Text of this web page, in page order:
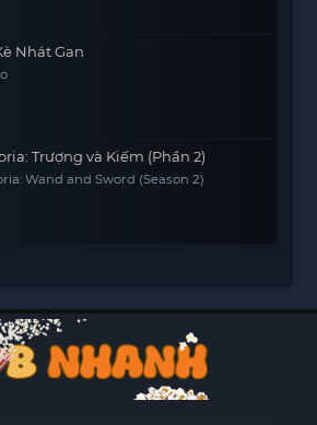
Nhát Gan
Trượng và Kiếm (Phần 2)
Wand and Sword (Season 2)